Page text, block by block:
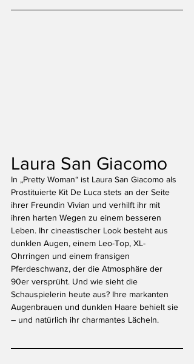
Laura San Giacomo
In „Pretty Woman“ ist Laura San Giacomo als
Prostituierte Kit De Luca stets an der Seite
ihrer Freundin Vivian und verhilft ihr mit
ihren harten Wegen zu einem besseren
Leben. Ihr cineastischer Look besteht aus
dunklen Augen, einem Leo-Top, XL-
Ohrringen und einem fransigen
Pferdeschwanz, der die Atmosphäre der
90er versprüht. Und wie sieht die
Schauspielerin heute aus? Ihre markanten
Augenbrauen und dunklen Haare behielt sie
– und natürlich ihr charmantes Lächeln.